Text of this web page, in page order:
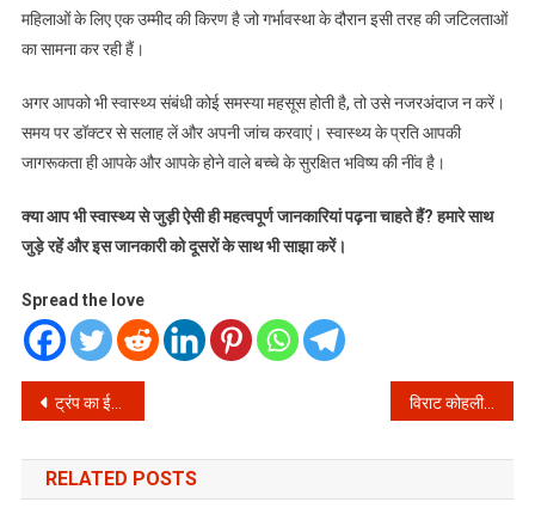
महिलाओं के लिए एक उम्मीद की किरण है जो गर्भावस्था के दौरान इसी तरह की जटिलताओं
का सामना कर रही हैं।
अगर आपको भी स्वास्थ्य संबंधी कोई समस्या महसूस होती है, तो उसे नजरअंदाज न करें।
समय पर डॉक्टर से सलाह लें और अपनी जांच करवाएं। स्वास्थ्य के प्रति आपकी
जागरूकता ही आपके और आपके होने वाले बच्चे के सुरक्षित भविष्य की नींव है।
क्या आप भी स्वास्थ्य से जुड़ी ऐसी ही महत्वपूर्ण जानकारियां पढ़ना चाहते हैं? हमारे साथ
जुड़े रहें और इस जानकारी को दूसरों के साथ भी साझा करें।
Spread the love
Post
navigation
ट्रंप का ईरान को अल्टिमेटम: क्या मंगलवार को दुनिया देखेगी भीषण तबाही? पावर प्लांट और पुलों पर हमले का खतरा! विराट कोहली ने रचा नया इतिहास, रोहित शर्मा का सबसे बड़ा टी20 रिकॉर्ड चकनाचूर!
RELATED POSTS